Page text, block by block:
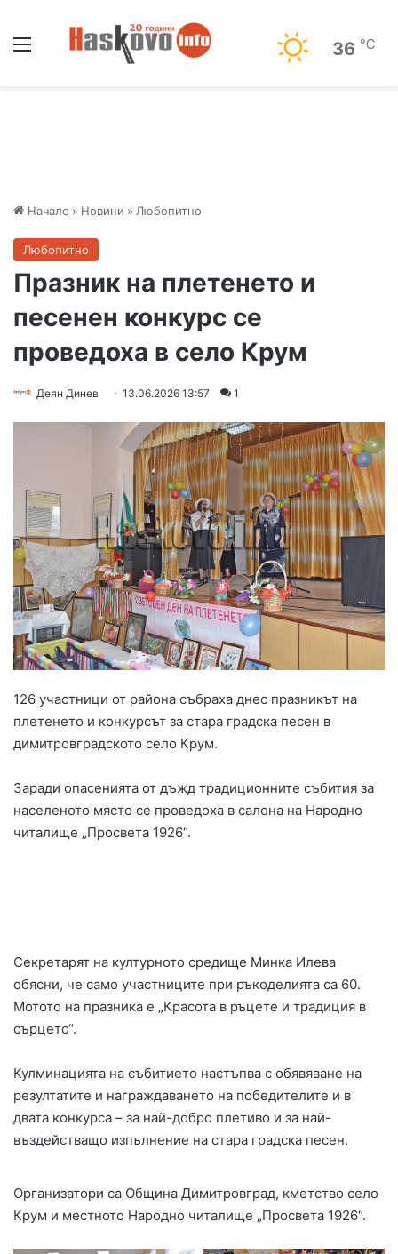
36 ℃
Начало » Новини » Любопитно
Любопитно
Празник на плетенето и
песенен конкурс се
проведоха в село Крум
Деян Динев 13.06.2026 13:57 1
126 участници от района събраха днес празникът на
плетенето и конкурсът за стара градска песен в
димитровградското село Крум.
Заради опасенията от дъжд традиционните събития за
населеното място се проведоха в салона на Народно
читалище „Просвета 1926“.
Секретарят на културното средище Минка Илева
обясни, че само участниците при ръкоделията са 60.
Мотото на празника е „Красота в ръцете и традиция в
сърцето“.
Кулминацията на събитието настъпва с обявяване на
резултатите и награждаването на победителите и в
двата конкурса – за най-добро плетиво и за най-
въздействащо изпълнение на стара градска песен.
Организатори са Община Димитровград, кметство село
Крум и местното Народно читалище „Просвета 1926“.